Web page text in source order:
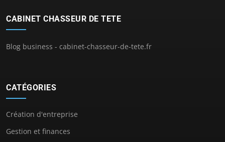
CABINET CHASSEUR DE TETE
Blog business - cabinet-chasseur-de-tete.fr
CATÉGORIES
Création d'entreprise
Gestion et finances